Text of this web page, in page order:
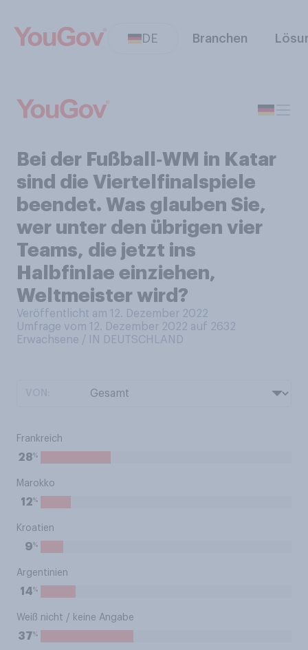
DE Branchen
Bei der Fußball‑WM in Katar
sind die Viertelfinalspiele
beendet. Was glauben Sie,
wer unter den übrigen vier
Teams, die jetzt ins
Halbfinlae einziehen,
Weltmeister wird?
Veröffentlicht am 12. Dezember 2022
Umfrage vom 12. Dezember 2022 auf 2632
Erwachsene / IN DEUTSCHLAND
Frankreich
28%
Marokko
12%
Kroatien
9%
Argentinien
14%
Weiß nicht / keine Angabe
37%